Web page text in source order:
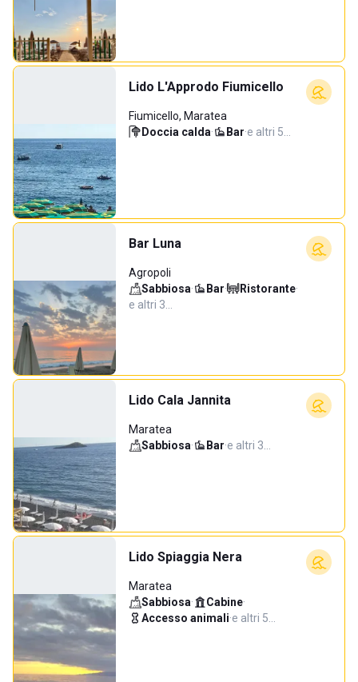
Lido L'Approdo Fiumicello
Fiumicello, Maratea
Doccia calda· Bar·e altri 5…
Bar Luna
Agropoli
Sabbiosa· Bar· Ristorante·
e altri 3…
Lido Cala Jannita
Maratea
Sabbiosa· Bar·e altri 3…
Lido Spiaggia Nera
Maratea
Sabbiosa· Cabine·
Accesso animali·e altri 5…